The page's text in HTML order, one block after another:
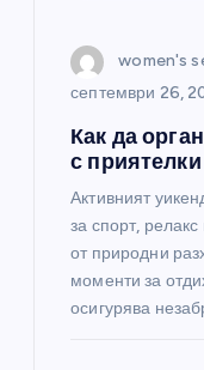
women's
септември 26,
Как да
с приятелки
Активният
за спорт,
от природни
моменти за
осигурява